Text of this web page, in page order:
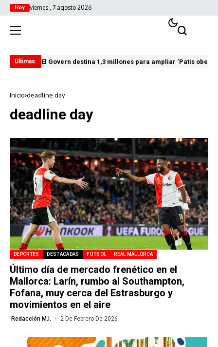
Hoy viernes , 7 agosto 2026
Últimas: El Govern destina 1,3 millones para ampliar ‘Patis
Inicio deadline day
deadline day
DEPORTES DESTACADAS FÚTBOL REAL MALLORCA
Último día de mercado frenético en el
Mallorca: Larín, rumbo al Southampton,
Fofana, muy cerca del Estrasburgo y
movimientos en el aire
Redacción M.I. 2 De Febrero De 2026